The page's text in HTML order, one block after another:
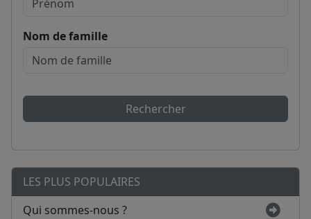
Nom de famille
Rechercher
LES PLUS POPULAIRES
Qui sommes-nous ?